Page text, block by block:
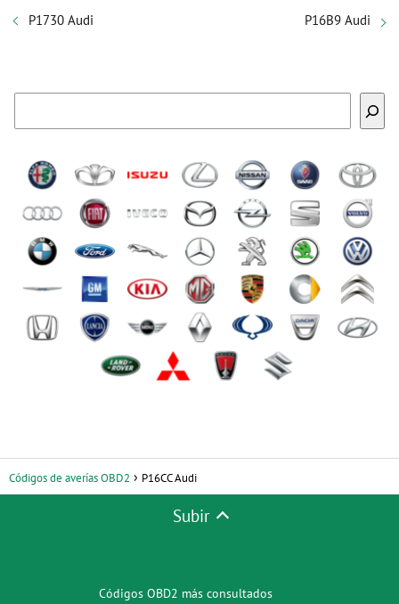
P1730 Audi P16B9 Audi
Códigos de averías OBD2 P16CC Audi
Subir
Códigos OBD2 más consultados